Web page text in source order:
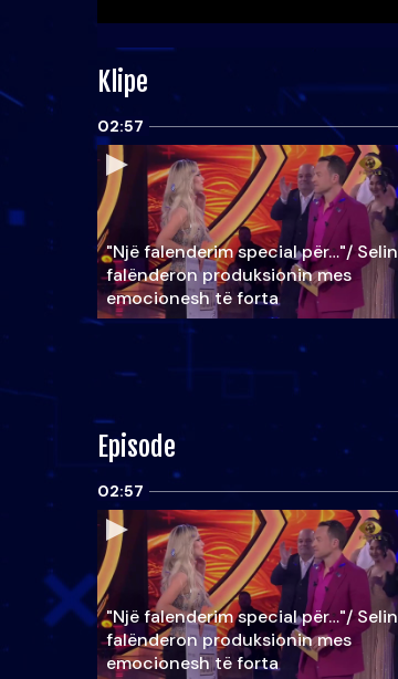
Klipe
02:57
"Një falenderim special për…"/ Selin
falënderon produksionin mes
emocionesh të forta
Episode
02:57
"Një falenderim special për…"/ Selin
falënderon produksionin mes
emocionesh të forta